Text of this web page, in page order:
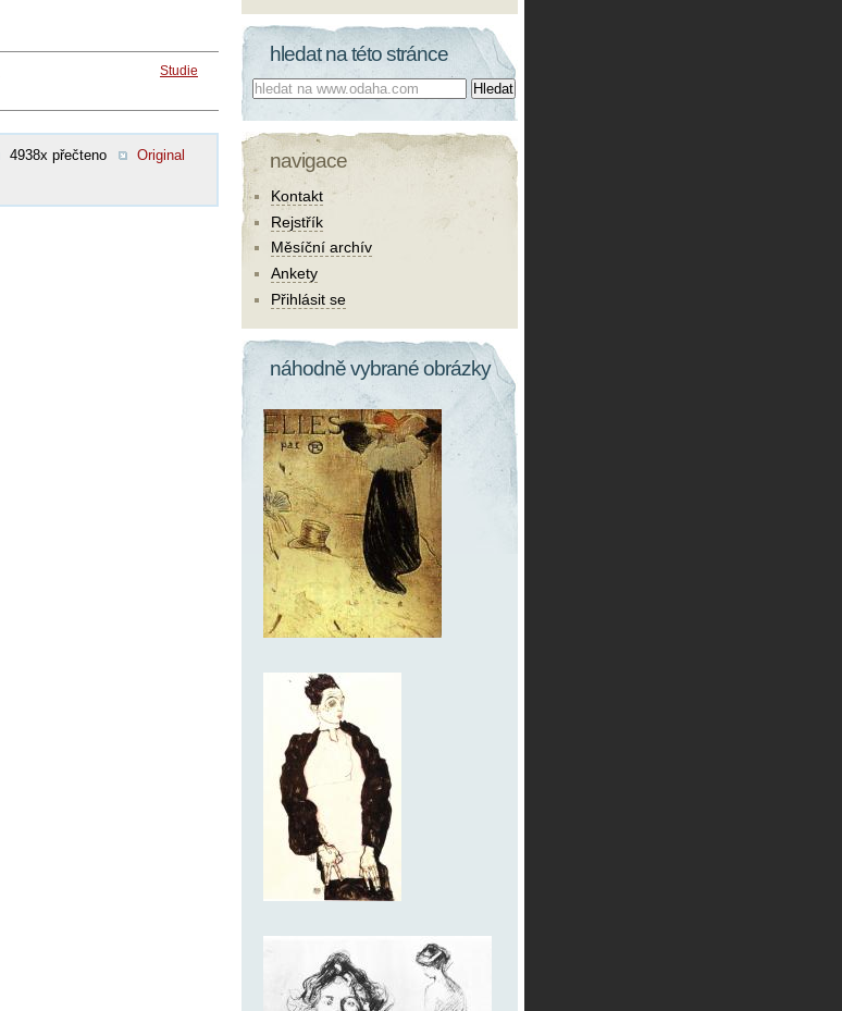
Studie
4938x přečteno
Original
hledat na této stránce
Co hledat:
navigace
Kontakt
Rejstřík
Měsíční archív
Ankety
Přihlásit se
náhodně vybrané obrázky